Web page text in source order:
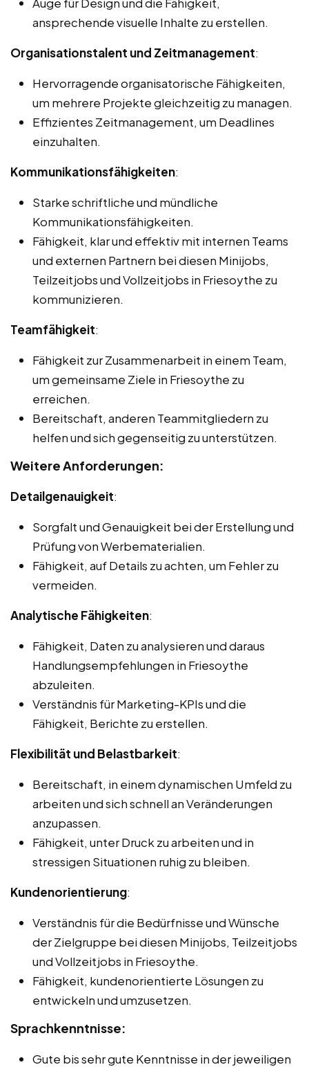
ansprechende visuelle Inhalte zu erstellen.
Organisationstalent und Zeitmanagement:
Hervorragende organisatorische Fähigkeiten,
um mehrere Projekte gleichzeitig zu managen.
Effizientes Zeitmanagement, um Deadlines
einzuhalten.
Kommunikationsfähigkeiten:
Starke schriftliche und mündliche
Kommunikationsfähigkeiten.
Fähigkeit, klar und effektiv mit internen Teams
und externen Partnern bei diesen Minijobs,
Teilzeitjobs und Vollzeitjobs in Friesoythe zu
kommunizieren.
Teamfähigkeit:
Fähigkeit zur Zusammenarbeit in einem Team,
um gemeinsame Ziele in Friesoythe zu
erreichen.
Bereitschaft, anderen Teammitgliedern zu
helfen und sich gegenseitig zu unterstützen.
Weitere Anforderungen:
Detailgenauigkeit:
Sorgfalt und Genauigkeit bei der Erstellung und
Prüfung von Werbematerialien.
Fähigkeit, auf Details zu achten, um Fehler zu
vermeiden.
Analytische Fähigkeiten:
Fähigkeit, Daten zu analysieren und daraus
Handlungsempfehlungen in Friesoythe
abzuleiten.
Verständnis für Marketing-KPIs und die
Fähigkeit, Berichte zu erstellen.
Flexibilität und Belastbarkeit:
Bereitschaft, in einem dynamischen Umfeld zu
arbeiten und sich schnell an Veränderungen
anzupassen.
Fähigkeit, unter Druck zu arbeiten und in
stressigen Situationen ruhig zu bleiben.
Kundenorientierung:
Verständnis für die Bedürfnisse und Wünsche
der Zielgruppe bei diesen Minijobs, Teilzeitjobs
und Vollzeitjobs in Friesoythe.
Fähigkeit, kundenorientierte Lösungen zu
entwickeln und umzusetzen.
Sprachkenntnisse:
Gute bis sehr gute Kenntnisse in der jeweiligen